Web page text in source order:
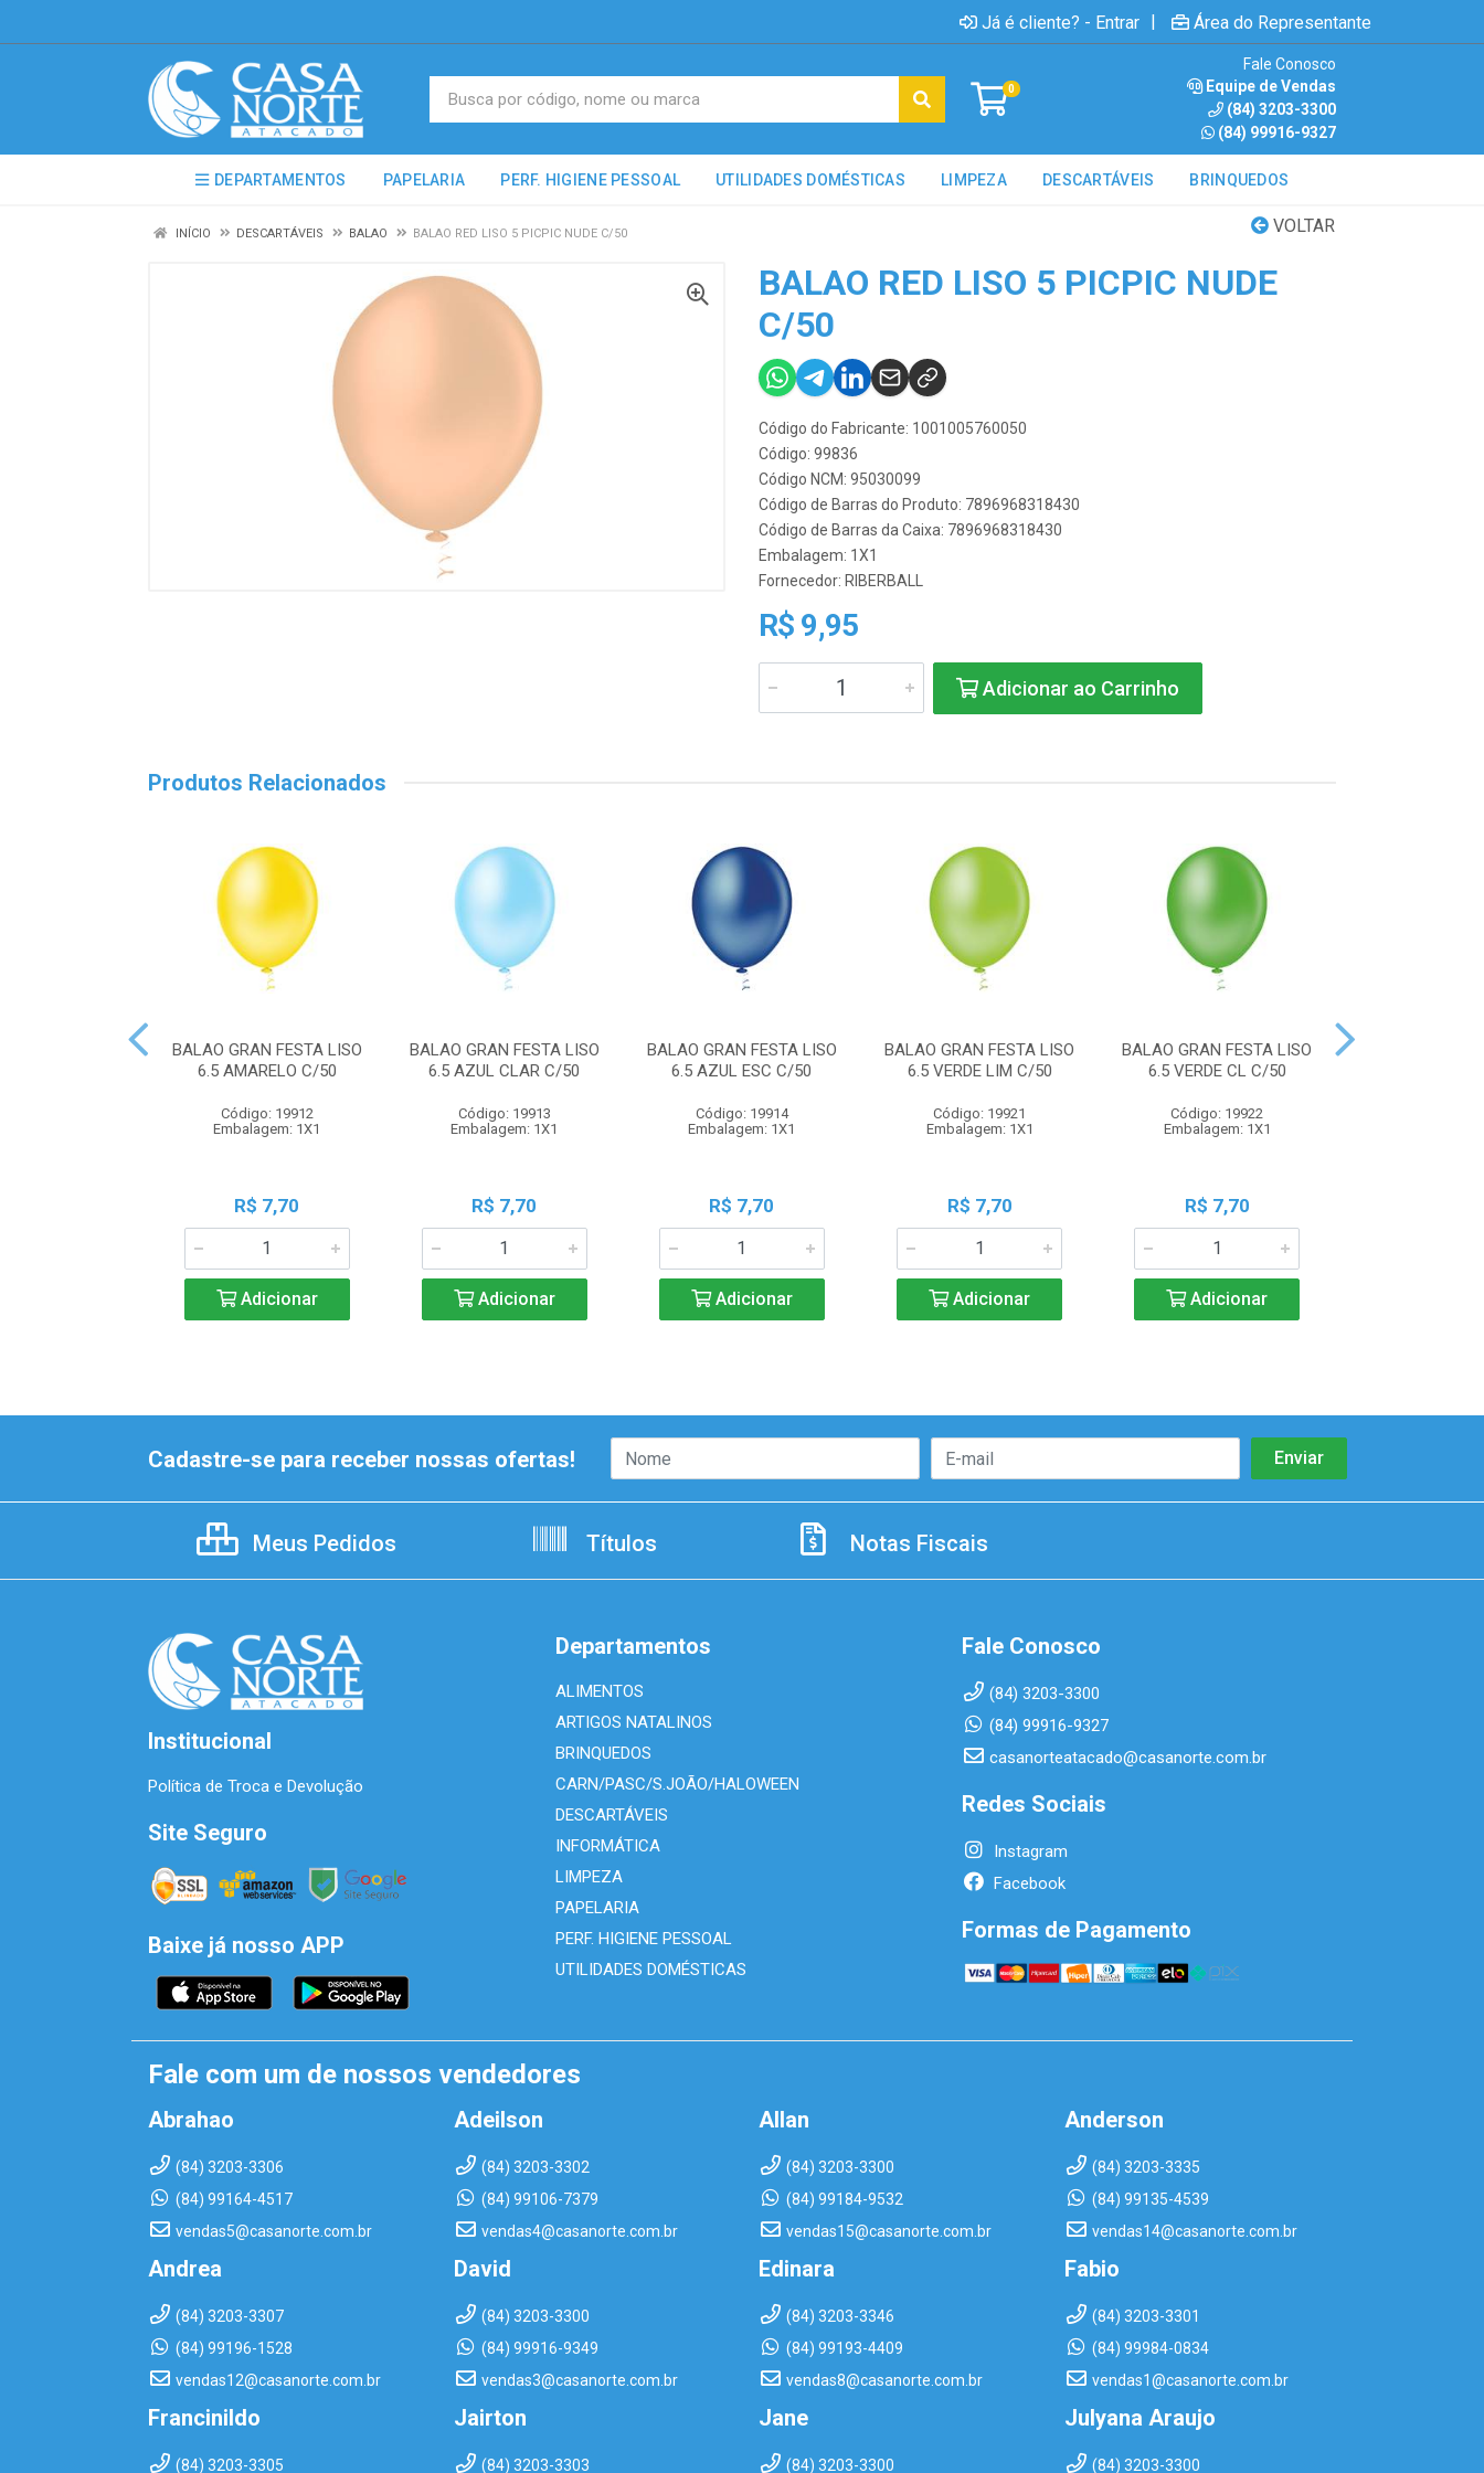
Já é cliente? - Entrar | Área do Representante
0
Fale Conosco
Equipe de Vendas
(84) 3203-3300
(84) 99916-9327
DEPARTAMENTOS PAPELARIA PERF. HIGIENE PESSOAL UTILIDADES DOMÉSTICAS LIMPEZA DESCARTÁVEIS BRINQUEDOS
VOLTAR
INÍCIO DESCARTÁVEIS BALAO BALAO RED LISO 5 PICPIC NUDE C/50
BALAO RED LISO 5 PICPIC NUDE
C/50
Código do Fabricante: 1001005760050
Código: 99836
Código NCM: 95030099
Código de Barras do Produto: 7896968318430
Código de Barras da Caixa: 7896968318430
Embalagem: 1X1
Fornecedor: RIBERBALL
R$ 9,95
Adicionar ao Carrinho
Produtos Relacionados
BALAO GRAN FESTA LISO
6.5 AMARELO C/50
Código: 19912
Embalagem: 1X1
R$ 7,70
Adicionar
BALAO GRAN FESTA LISO
6.5 AZUL CLAR C/50
Código: 19913
Embalagem: 1X1
R$ 7,70
Adicionar
BALAO GRAN FESTA LISO
6.5 AZUL ESC C/50
Código: 19914
Embalagem: 1X1
R$ 7,70
Adicionar
BALAO GRAN FESTA LISO
6.5 VERDE LIM C/50
Código: 19921
Embalagem: 1X1
R$ 7,70
Adicionar
BALAO GRAN FESTA LISO
6.5 VERDE CL C/50
Código: 19922
Embalagem: 1X1
R$ 7,70
Adicionar
Cadastre-se para receber nossas ofertas!
Meus Pedidos Títulos Notas Fiscais
Institucional
Política de Troca e Devolução
Site Seguro
Baixe já nosso APP
Departamentos
ALIMENTOS
ARTIGOS NATALINOS
BRINQUEDOS
CARN/PASC/S.JOÃO/HALOWEEN
DESCARTÁVEIS
INFORMÁTICA
LIMPEZA
PAPELARIA
PERF. HIGIENE PESSOAL
UTILIDADES DOMÉSTICAS
Fale Conosco
(84) 3203-3300
(84) 99916-9327
casanorteatacado@casanorte.com.br
Redes Sociais
Instagram
Facebook
Formas de Pagamento
Fale com um de nossos vendedores
Abrahao
(84) 3203-3306
(84) 99164-4517
vendas5@casanorte.com.br
Adeilson
(84) 3203-3302
(84) 99106-7379
vendas4@casanorte.com.br
Allan
(84) 3203-3300
(84) 99184-9532
vendas15@casanorte.com.br
Anderson
(84) 3203-3335
(84) 99135-4539
vendas14@casanorte.com.br
Andrea
(84) 3203-3307
(84) 99196-1528
vendas12@casanorte.com.br
David
(84) 3203-3300
(84) 99916-9349
vendas3@casanorte.com.br
Edinara
(84) 3203-3346
(84) 99193-4409
vendas8@casanorte.com.br
Fabio
(84) 3203-3301
(84) 99984-0834
vendas1@casanorte.com.br
Francinildo
(84) 3203-3305
Jairton
(84) 3203-3303
Jane
(84) 3203-3300
Julyana Araujo
(84) 3203-3300